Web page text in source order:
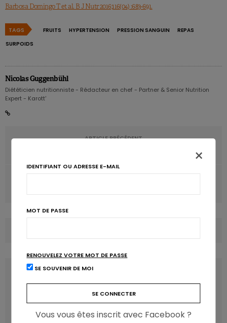
Barbosa Domingo T et al. B J Nutr 2016;116(04) :683-691.
TAGS FRUITS HYPERTENSION PRESSION SANGUIN
REPAS
SURPOIDS
Nicolas Guggenbühl
Diététicien nutritionniste - Rédacteur en chef - Partner & Senior Nutrition
Expert - Karott'
ARTICLE PRÉCÉDENT
ARTICLE SUIVANT
LATEST POSTS
×
IDENTIFIANT OU ADRESSE E-MAIL
MOT DE PASSE
RENOUVELEZ VOTRE MOT DE PASSE
SE SOUVENIR DE MOI
Vous vous êtes inscrit avec Facebook ?